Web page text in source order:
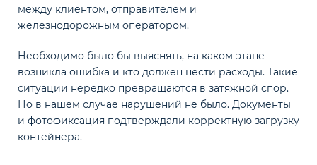
между клиентом, отправителем и
железнодорожным оператором.
Необходимо было бы выяснять, на каком этапе
возникла ошибка и кто должен нести расходы. Такие
ситуации нередко превращаются в затяжной спор.
Но в нашем случае нарушений не было. Документы
и фотофиксация подтверждали корректную загрузку
контейнера.